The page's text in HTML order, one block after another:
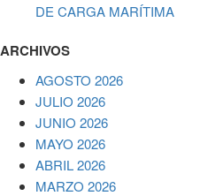
DE CARGA MARÍTIMA
ARCHIVOS
AGOSTO 2026
JULIO 2026
JUNIO 2026
MAYO 2026
ABRIL 2026
MARZO 2026